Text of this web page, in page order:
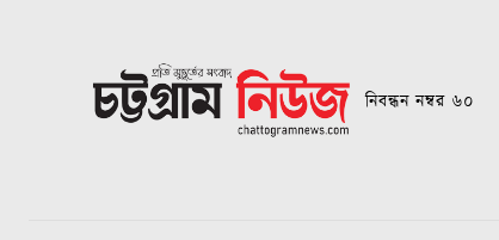
নিবন্ধন নম্বর ৬০